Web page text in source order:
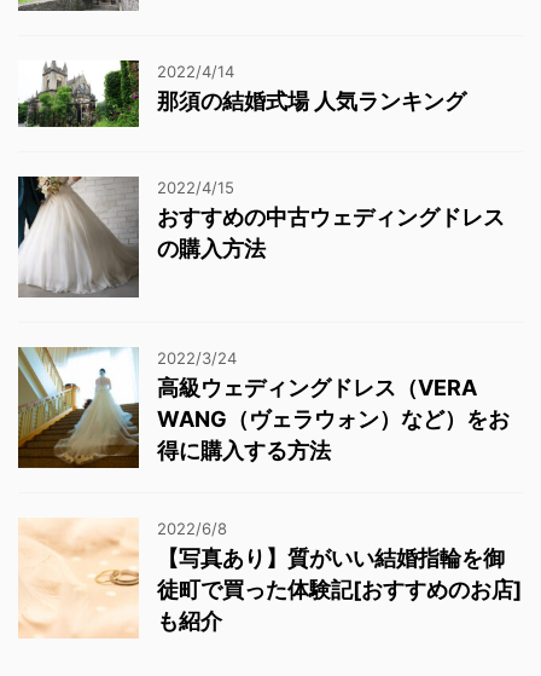
2022/4/14
那須の結婚式場 人気ランキング
2022/4/15
おすすめの中古ウェディングドレス
の購入方法
2022/3/24
高級ウェディングドレス（VERA
WANG（ヴェラウォン）など）をお
得に購入する方法
2022/6/8
【写真あり】質がいい結婚指輪を御
徒町で買った体験記[おすすめのお店]
も紹介